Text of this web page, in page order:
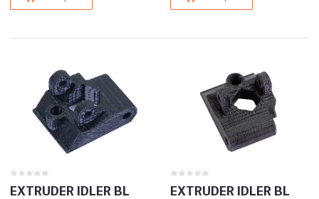
EXTRUDER IDLER BL
EXTRUDER IDLER BL